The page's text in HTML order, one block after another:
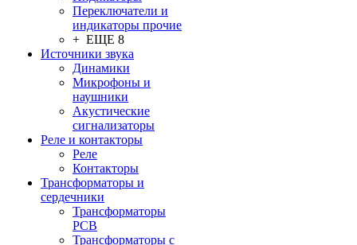
Переключатели и
индикаторы прочие
+ ЕЩЕ 8
Источники звука
Динамики
Микрофоны и
наушники
Акустические
сигнализаторы
Реле и контакторы
Реле
Контакторы
Трансформаторы и
сердечники
Трансформаторы
PCB
Трансформаторы с